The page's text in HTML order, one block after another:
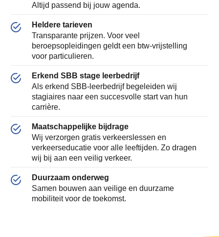
Altijd passend bij jouw agenda.
Heldere tarieven
Transparante prijzen. Voor veel
beroepsopleidingen geldt een btw-vrijstelling
voor particulieren.
Erkend SBB stage leerbedrijf
Als erkend SBB-leerbedrijf begeleiden wij
stagiaires naar een succesvolle start van hun
carrière.
Maatschappelijke bijdrage
Wij verzorgen gratis verkeerslessen en
verkeerseducatie voor alle leeftijden. Zo dragen
wij bij aan een veilig verkeer.
Duurzaam onderweg
Samen bouwen aan veilige en duurzame
mobiliteit voor de toekomst.